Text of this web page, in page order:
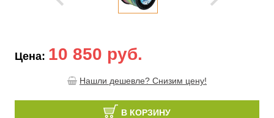
Цена: 10 850 руб.
Нашли дешевле? Снизим цену!
В КОРЗИНУ